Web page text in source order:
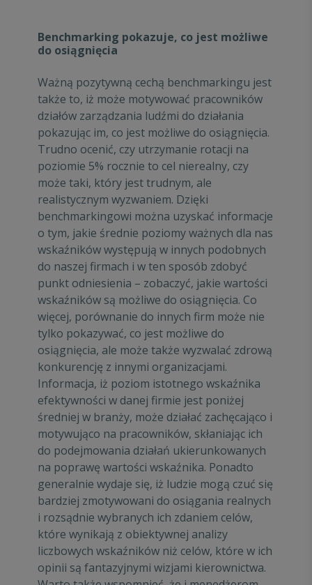
Benchmarking pokazuje, co jest możliwe
do osiągnięcia
Ważną pozytywną cechą benchmarkingu jest
także to, iż może motywować pracowników
działów zarządzania ludźmi do działania
pokazując im, co jest możliwe do osiągnięcia.
Trudno ocenić, czy utrzymanie rotacji na
poziomie 5% rocznie to cel nierealny, czy
może taki, który jest trudnym, ale
realistycznym wyzwaniem. Dzięki
benchmarkingowi można uzyskać informacje
o tym, jakie średnie poziomy ważnych dla nas
wskaźników występują w innych podobnych
do naszej firmach i w ten sposób zdobyć
punkt odniesienia – zobaczyć, jakie wartości
wskaźników są możliwe do osiągnięcia. Co
więcej, porównanie do innych firm może nie
tylko pokazywać, co jest możliwe do
osiągnięcia, ale może także wyzwalać zdrową
konkurencję z innymi organizacjami.
Informacja, iż poziom istotnego wskaźnika
efektywności w danej firmie jest poniżej
średniej w branży, może działać zachęcająco i
motywująco na pracowników, skłaniając ich
do podejmowania działań ukierunkowanych
na poprawę wartości wskaźnika. Ponadto
generalnie wydaje się, iż ludzie mogą czuć się
bardziej zmotywowani do osiągania realnych
i rozsądnie wybranych ich zdaniem celów,
które wynikają z obiektywnej analizy
liczbowych wskaźników niż celów, które w ich
opinii są fantazyjnymi wizjami kierownictwa.